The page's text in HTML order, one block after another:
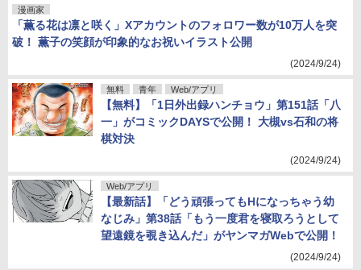
漫画家
「薫る花は凛と咲く」Xアカウントのフォロワー数が10万人を突
破！ 薫子の笑顔が印象的なお祝いイラスト公開
(2024/9/24)
無料 青年 Web/アプリ
【無料】「1日外出録ハンチョウ」第151話「八
一」がコミックDAYSで公開！ 大槻vs石和の将
棋対決
(2024/9/24)
Web/アプリ
【最新話】「どう頑張ってもHになっちゃう幼
なじみ」第38話「もう一度君を寝取ろうとして
望遠鏡を覗き込んだ」がヤンマガWebで公開！
(2024/9/24)